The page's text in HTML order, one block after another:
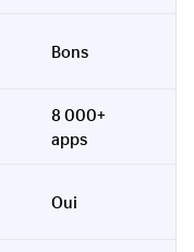
Bons
8 000+
apps
Oui